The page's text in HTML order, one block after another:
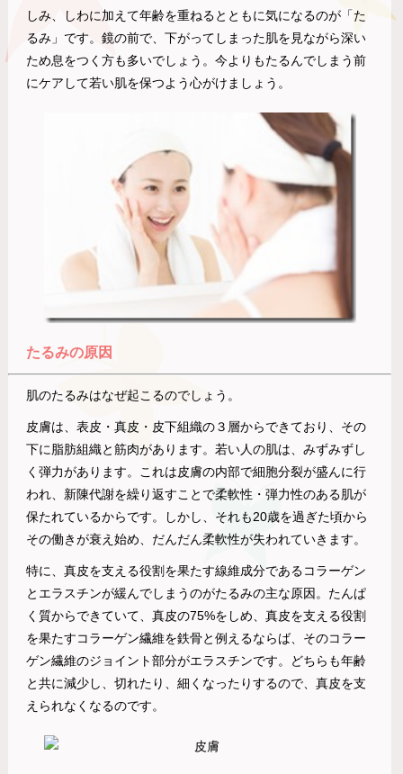
しみ、しわに加えて年齢を重ねるとともに気になるのが「た
るみ」です。鏡の前で、下がってしまった肌を見ながら深い
ため息をつく方も多いでしょう。今よりもたるんでしまう前
にケアして若い肌を保つよう心がけましょう。
たるみの原因
肌のたるみはなぜ起こるのでしょう。
皮膚は、表皮・真皮・皮下組織の３層からできており、その
下に脂肪組織と筋肉があります。若い人の肌は、みずみずし
く弾力があります。これは皮膚の内部で細胞分裂が盛んに行
われ、新陳代謝を繰り返すことで柔軟性・弾力性のある肌が
保たれているからです。しかし、それも20歳を過ぎた頃から
その働きが衰え始め、だんだん柔軟性が失われていきます。
特に、真皮を支える役割を果たす線維成分であるコラーゲン
とエラスチンが緩んでしまうのがたるみの主な原因。たんぱ
く質からできていて、真皮の75%をしめ、真皮を支える役割
を果たすコラーゲン繊維を鉄骨と例えるならば、そのコラー
ゲン繊維のジョイント部分がエラスチンです。どちらも年齢
と共に減少し、切れたり、細くなったりするので、真皮を支
えられなくなるのです。